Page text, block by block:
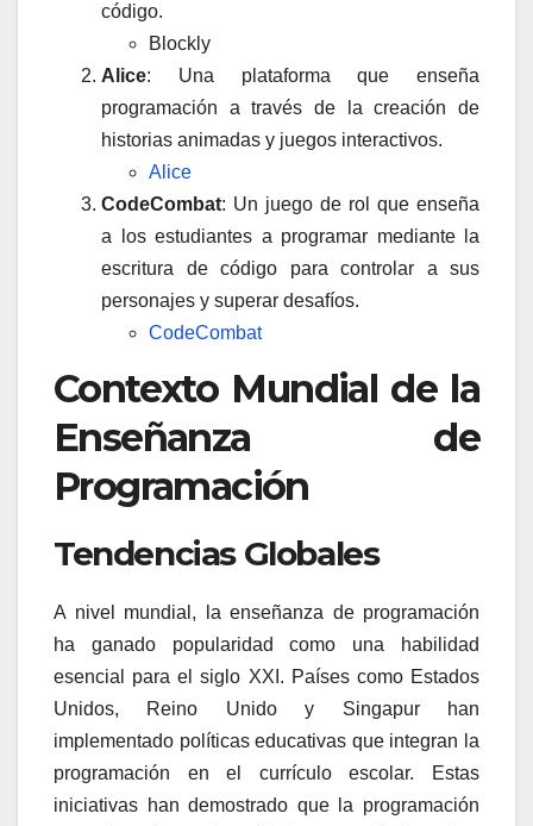
código.
Blockly
Alice: Una plataforma que enseña
programación a través de la creación de
historias animadas y juegos interactivos.
Alice
CodeCombat: Un juego de rol que enseña
a los estudiantes a programar mediante la
escritura de código para controlar a sus
personajes y superar desafíos.
CodeCombat
Contexto Mundial de la
Enseñanza de
Programación
Tendencias Globales
A nivel mundial, la enseñanza de programación
ha ganado popularidad como una habilidad
esencial para el siglo XXI. Países como Estados
Unidos, Reino Unido y Singapur han
implementado políticas educativas que integran la
programación en el currículo escolar. Estas
iniciativas han demostrado que la programación